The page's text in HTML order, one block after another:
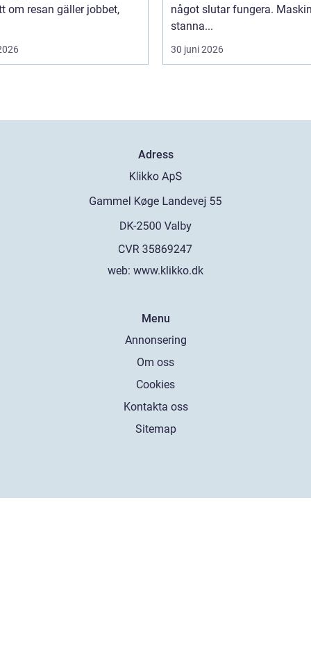
om resan gäller jobbet,
något slutar fungera.
stanna...
30 juni 2026
Adress
web: www.klikko.dk
Menu
Annonsering
Om oss
Cookies
Kontakta oss
Sitemap